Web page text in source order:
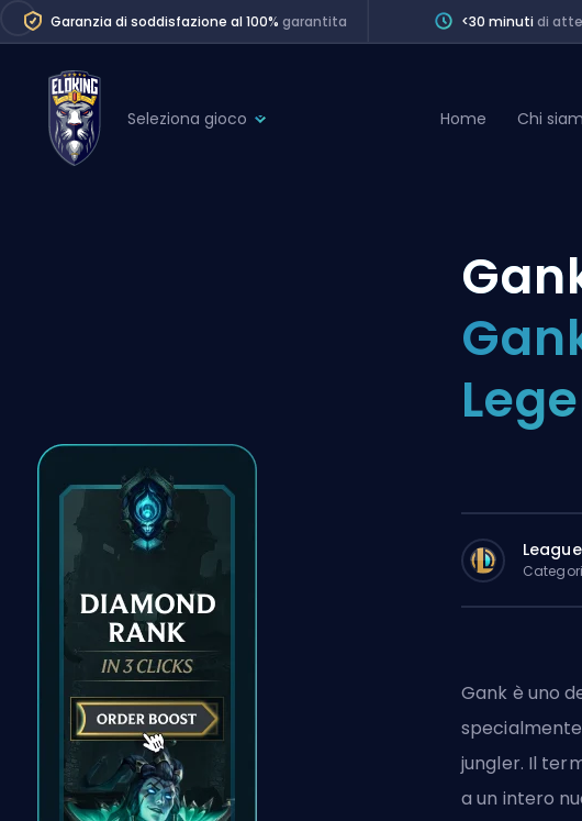
Garanzia di soddisfazione al 100%garantita <30 minutidi
Seleziona gioco
Path of Exile 2
Division Boost
Home Chi
Gank è uno
jungler. Il
a un intero